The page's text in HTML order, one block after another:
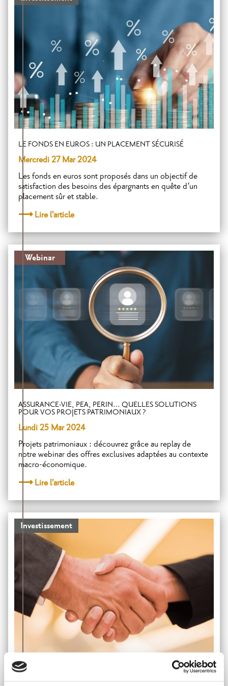
LE FONDS EN EUROS : UN PLACEMENT SÉCURISÉ
Mercredi 27 Mar 2024
Les fonds en euros sont proposés dans un objectif de
satisfaction des besoins des épargnants en quête d'un
placement sûr et stable.
Lire l'article
Webinar
ASSURANCE-VIE, PEA, PERIN… QUELLES SOLUTIONS
POUR VOS PROJETS PATRIMONIAUX ?
Lundi 25 Mar 2024
Projets patrimoniaux : découvrez grâce au replay de
notre webinar des offres exclusives adaptées au contexte
macro-économique.
Lire l'article
Investissement
LIVRET VS ASSURANCE-VIE, QUI GAGNE LE MATCH ?